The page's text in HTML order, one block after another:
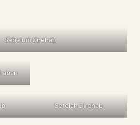
Sebelum Direhab
Setelah Direhab